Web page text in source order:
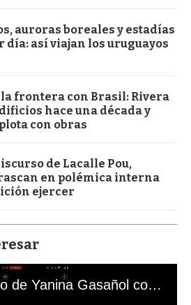
auroras boreales y estadías
día: así viajan los uruguayos
la frontera con Brasil: Rivera
hace una década y
con obras
de Lacalle Pou,
en polémica interna
ejercer
El mal momento de Yanina Gasañol con un hincha argentino en "Subrayado"